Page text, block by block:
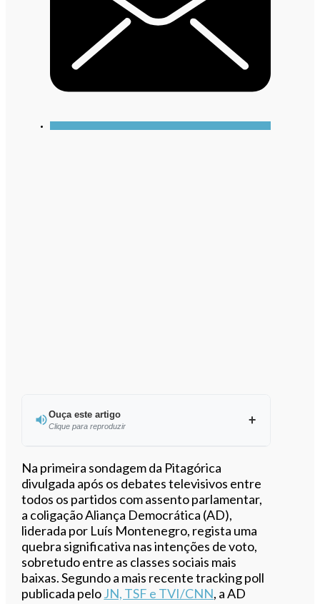
Ouça este artigo
Clique para reproduzir
Ouvir este artigo
Na primeira sondagem da Pitagórica
divulgada após os debates televisivos entre
todos os partidos com assento parlamentar,
a coligação Aliança Democrática (AD),
liderada por Luís Montenegro, regista uma
quebra significativa nas intenções de voto,
sobretudo entre as classes sociais mais
baixas. Segundo a mais recente tracking poll
publicada peloJN, TSF e TVI/CNN, a AD